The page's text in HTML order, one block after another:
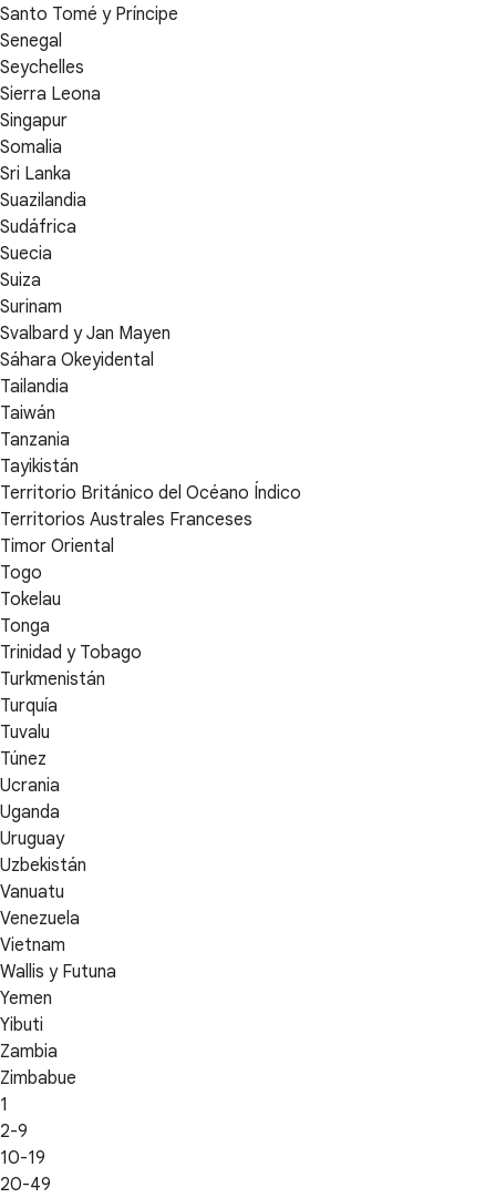
Santo Tomé y Príncipe
Senegal
Seychelles
Sierra Leona
Singapur
Somalia
Sri Lanka
Suazilandia
Sudáfrica
Suecia
Suiza
Surinam
Svalbard y Jan Mayen
Sáhara Okeyidental
Tailandia
Taiwán
Tanzania
Tayikistán
Territorio Británico del Océano Índico
Territorios Australes Franceses
Timor Oriental
Togo
Tokelau
Tonga
Trinidad y Tobago
Turkmenistán
Turquía
Tuvalu
Túnez
Ucrania
Uganda
Uruguay
Uzbekistán
Vanuatu
Venezuela
Vietnam
Wallis y Futuna
Yemen
Yibuti
Zambia
Zimbabue
1
2-9
10-19
20-49